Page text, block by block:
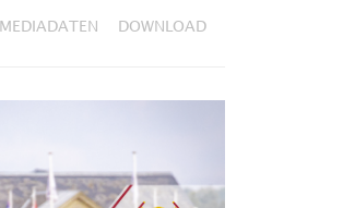
MEDIADATEN DOWNLOAD